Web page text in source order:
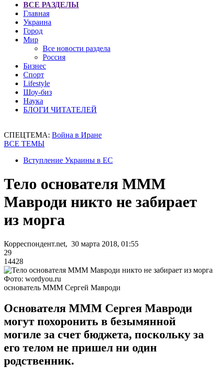
ВСЕ РАЗДЕЛЫ
Главная
Украина
Город
Мир
Все новости раздела
Россия
Бизнес
Спорт
Lifestyle
Шоу-биз
Наука
БЛОГИ ЧИТАТЕЛЕЙ
СПЕЦТЕМА: Война в Иране
ВСЕ ТЕМЫ
Вступление Украины в ЕС
Тело основателя МММ
Мавроди никто не забирает
из морга
Корреспондент.net, 30 марта 2018, 01:55
29
14428
Фото: wordyou.ru
основатель МММ Сергей Мавроди
Основателя МММ Сергея Мавроди
могут похоронить в безымянной
могиле за счет бюджета, поскольку за
его телом не пришел ни один
родственник.